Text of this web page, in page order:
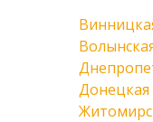
Донецкая